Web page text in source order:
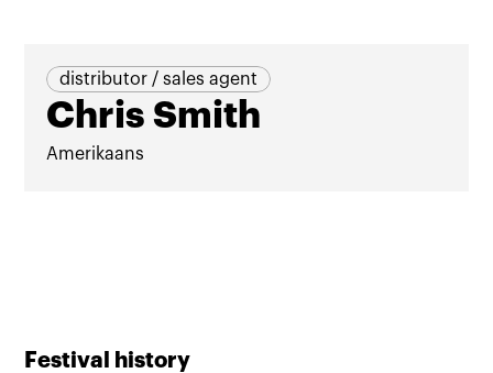
distributor / sales agent
Chris Smith
Amerikaans
Festival history